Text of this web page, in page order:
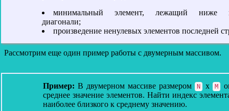
минимальный элемент, лежащий ниже
диагонали;
произведение ненулевых элементов последней
Рассмотрим еще один пример работы с двумерным массивом.
Пример: В двумерном массиве размером N х M
среднее значение элементов. Найти индекс
наиболее близкого к среднему значению.